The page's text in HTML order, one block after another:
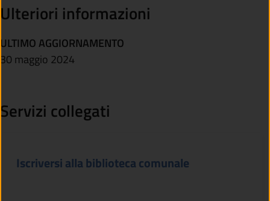
Ulteriori informazioni
ULTIMO AGGIORNAMENTO
30 maggio 2024
Servizi collegati
Iscriversi alla biblioteca comunale